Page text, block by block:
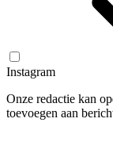
Instagram
Onze redactie kan
toevoegen aan